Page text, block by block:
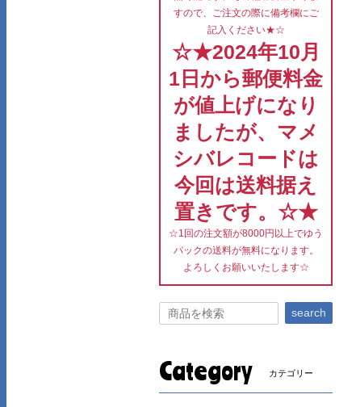
すので、ご注文の際に備考欄にご
記入ください★☆
☆★2024年10月
1日から郵便料金
が値上げになり
ましたが、マメ
シバレコードは
今回は送料据え
置きです。☆★
☆1回の注文額が8000円以上でゆう
パックの送料が無料になります。
よろしくお願いいたします☆
search
Category カテゴリー